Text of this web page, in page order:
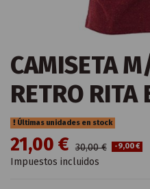
CAMISETA
RETRO RITA
Últimas unidades en stock
21,00 € 30,00 € -9,00 €
Impuestos incluidos